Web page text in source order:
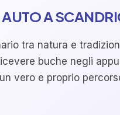
A
tra natura e
buche negli
vero e proprio